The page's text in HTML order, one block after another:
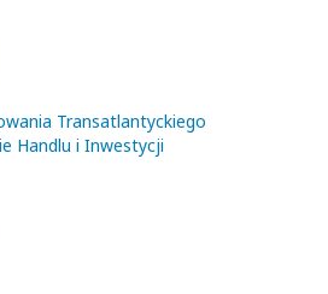
Transatlantyckiego
Handlu i Inwestycji